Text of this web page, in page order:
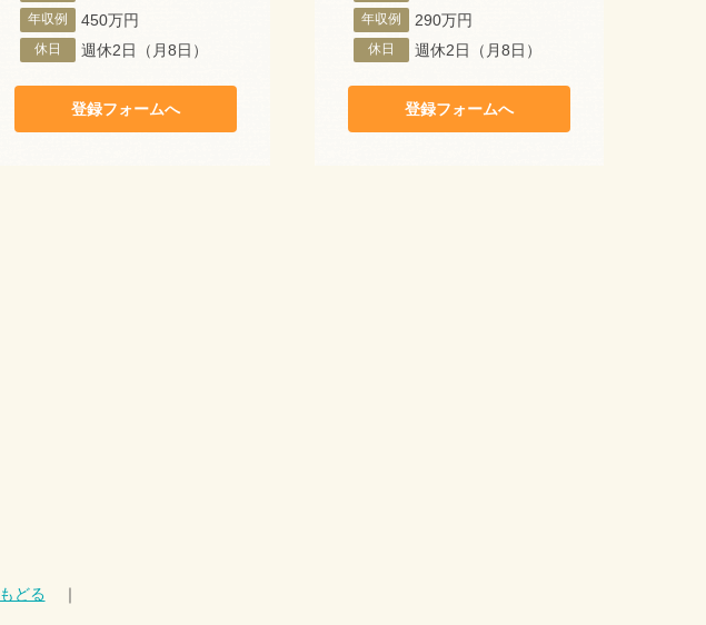
年収例 450万円
休日 週休2日（月8日）
登録フォームへ
年収例 290万円
休日 週休2日（月8日）
登録フォームへ
どる ｜